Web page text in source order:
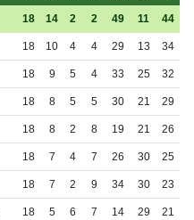
18 14 2 2 49 11 44
18 10 4 4 29 13 34
18 9 5 4 33 25 32
18 8 5 5 30 21 29
18 8 2 8 19 21 26
18 7 4 7 26 30 25
18 7 2 9 34 30 23
18 5 6 7 14 29 21